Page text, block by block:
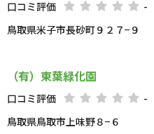
口コミ評価
-
鳥取県米子市長砂町９２７−９
（有）東葉緑化園
口コミ評価
-
鳥取県鳥取市上味野８−６